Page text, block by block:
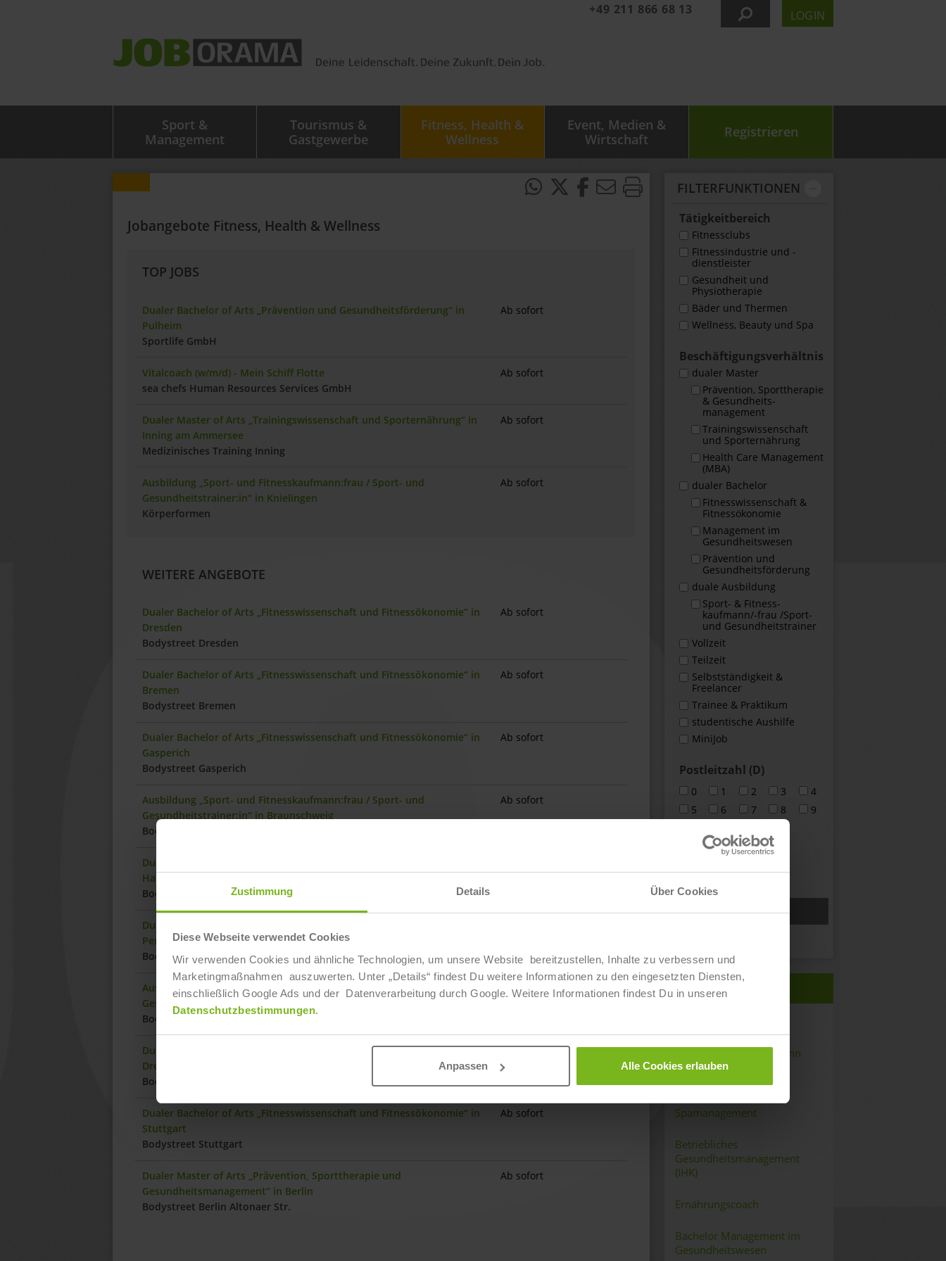
Zustimmung Details Über Cookies
Diese Webseite verwendet Cookies
Wir verwenden Cookies und ähnliche Technologien, um unsere Website bereitzustellen, Inhalte zu verbessern und
Marketingmaßnahmen auszuwerten. Unter „Details“ findest Du weitere Informationen zu den eingesetzten Diensten,
einschließlich Google Ads und der Datenverarbeitung durch Google. Weitere Informationen findest Du in unseren
Datenschutzbestimmungen.
Anpassen Alle Cookies erlauben
+49 211 866 68 13 LOGIN
Sport &
Management
Tourismus &
Gastgewerbe
Fitness, Health &
Wellness
Event, Medien &
Wirtschaft
Registrieren
FILTER­FUNKTIONEN
Tätigkeit­bereich
Fitnessclubs
Fitnessindustrie und -
dienstleister
Gesundheit und
Physiotherapie
Bäder und Thermen
Wellness, Beauty und Spa
Beschäftigungs­verhältnis
dualer Master
Prävention, Sporttherapie
& Gesundheits­
management
Trainingswissenschaft
und Sporternährung
Health Care Management
(MBA)
dualer Bachelor
Fitness­wissenschaft &
Fitness­ökonomie
Management im
Gesundheits­wesen
Prävention und
Gesundheitsförderung
duale Ausbildung
Sport- & Fitness­
kaufmann/-frau /Sport-
und Gesundheits­trainer
Vollzeit
Teilzeit
Selbstständigkeit &
Freelancer
Trainee & Praktikum
studentische Aushilfe
MiniJob
Postleitzahl (D)
0 1 2 3
4
5
6 7 8 9
deutschlandweit
europaweit
weltweit
QUALIFIKATIONEN
Sport- & Fitnesskaufmann
(IHK)
Spamanagement
Betriebliches
Gesundheitsmanagement
(IHK)
Ernährungscoach
Bachelor Management im
Gesundheitswesen
Jobangebote Fitness, Health & Wellness
TOP JOBS
Dualer Bachelor of Arts „Prävention und Gesundheitsförderung“ in
Pulheim
Sportlife GmbH
Ab sofort
Vitalcoach (w/m/d) - Mein Schiff Flotte
sea chefs Human Resources Services GmbH
Ab sofort
Dualer Master of Arts „Trainingswissenschaft und Sporternährung“ in
Inning am Ammersee
Medizinisches Training Inning
Ab sofort
Ausbildung „Sport- und Fitnesskaufmann:frau / Sport- und
Gesundheitstrainer:in“ in Knielingen
Körperformen
Ab sofort
WEITERE ANGEBOTE
Dualer Bachelor of Arts „Fitnesswissenschaft und Fitnessökonomie“ in
Dresden
Bodystreet Dresden
Ab sofort
Dualer Bachelor of Arts „Fitnesswissenschaft und Fitnessökonomie“ in
Bremen
Bodystreet Bremen
Ab sofort
Dualer Bachelor of Arts „Fitnesswissenschaft und Fitnessökonomie“ in
Gasperich
Bodystreet Gasperich
Ab sofort
Ausbildung „Sport- und Fitnesskaufmann:frau / Sport- und
Gesundheitstrainer:in“ in Braunschweig
Bodystreet Braunschweig Leonhardstr.
Ab sofort
Dualer Bachelor of Arts „Fitnesswissenschaft und Fitnessökonomie“ in
Hannover
Bodystreet Hannover Celler Str.
Dualer Bachelor of Arts „Fitnesswissenschaft und Fitnessökonomie“ in
Penzberg
Bodystreet Penzberg
Ausbildung „Sport- und Fitnesskaufmann:frau / Sport- und
Gesundheitstrainer:in“ in Sindelfingen
Bodystreet Sindelfingen
Ab sofort
Dualer Bachelor of Arts „Fitnesswissenschaft und Fitnessökonomie“ in
Dresden
Bodystreet Dresden
Ab sofort
Dualer Bachelor of Arts „Fitnesswissenschaft und Fitnessökonomie“ in
Stuttgart
Bodystreet Stuttgart
Ab sofort
Dualer Master of Arts „Prävention, Sporttherapie und
Gesundheitsmanagement“ in Berlin
Bodystreet Berlin Altonaer Str.
Ab sofort